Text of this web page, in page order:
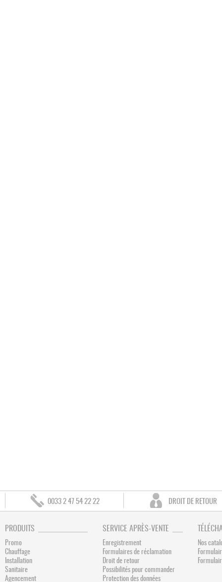
0033 2 47 54 22 22 DROIT DE RETOUR
PRODUITS
Promo
Chauffage
Installation
Sanitaire
Agencement
SERVICE APRÈS-VENTE
Enregistrement
Formulaires de réclamation
Droit de retour
Possibilités pour commander
Protection des données
Nos